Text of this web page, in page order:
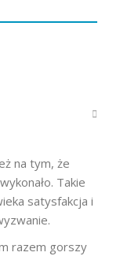
na tym, że
Takie
satysfakcja i
razem gorszy